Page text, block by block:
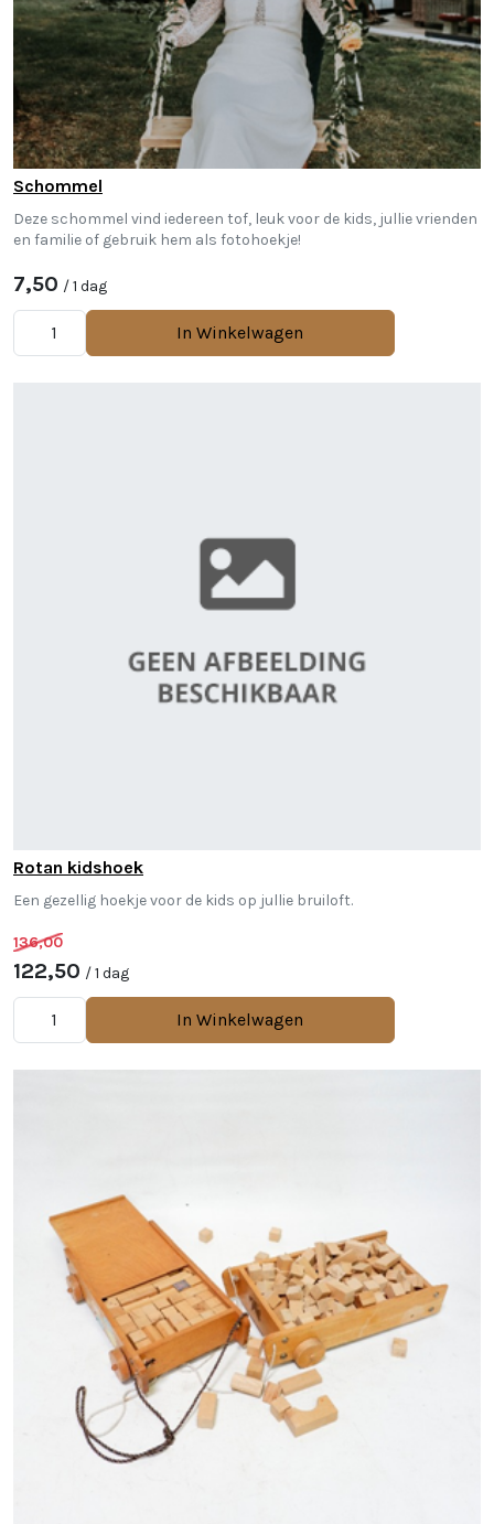
Schommel
Deze schommel vind iedereen tof, leuk voor de kids, jullie vrienden
en familie of gebruik hem als fotohoekje!
7,50 / 1 dag
In Winkelwagen
Rotan kidshoek
Een gezellig hoekje voor de kids op jullie bruiloft.
136,00
122,50 / 1 dag
In Winkelwagen